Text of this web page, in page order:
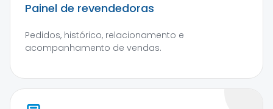
Painel de revendedoras
Pedidos, histórico, relacionamento e
acompanhamento de vendas.